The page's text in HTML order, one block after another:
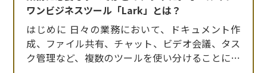
ワンビジネスツール「Lark」とは？
はじめに 日々の業務において、ドキュメント作
成、ファイル共有、チャット、ビデオ会議、タス
ク管理など、複数のツールを使い分けることに疲